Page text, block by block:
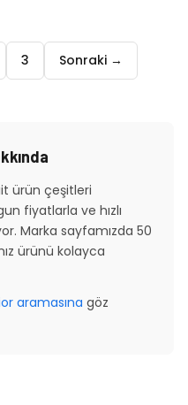
3 Sonraki →
ürün çeşitleri
fiyatlarla ve hızlı
Marka sayfamızda 50
ürünü kolayca
aramasına göz